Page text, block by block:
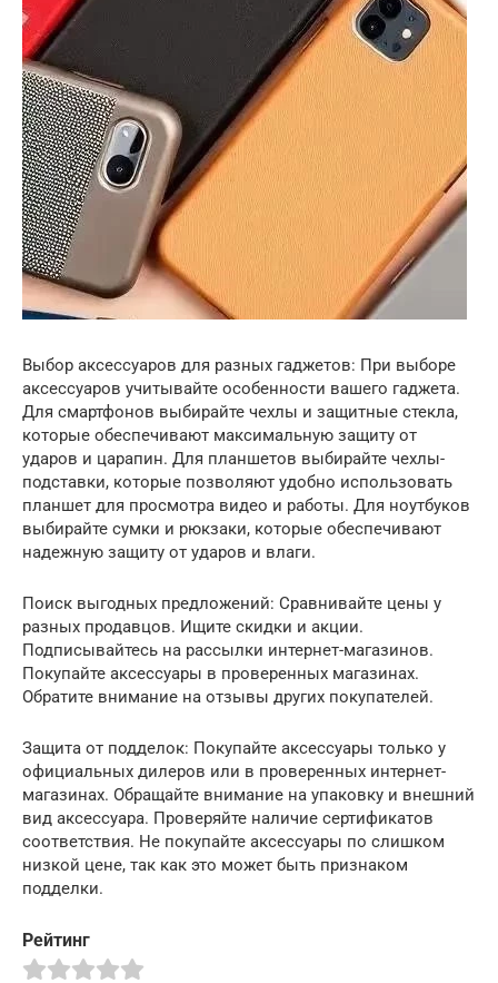
Выбор аксессуаров для разных гаджетов: При выборе
аксессуаров учитывайте особенности вашего гаджета.
Для смартфонов выбирайте чехлы и защитные стекла,
которые обеспечивают максимальную защиту от
ударов и царапин. Для планшетов выбирайте чехлы-
подставки, которые позволяют удобно использовать
планшет для просмотра видео и работы. Для ноутбуков
выбирайте сумки и рюкзаки, которые обеспечивают
надежную защиту от ударов и влаги.
Поиск выгодных предложений: Сравнивайте цены у
разных продавцов. Ищите скидки и акции.
Подписывайтесь на рассылки интернет-магазинов.
Покупайте аксессуары в проверенных магазинах.
Обратите внимание на отзывы других покупателей.
Защита от подделок: Покупайте аксессуары только у
официальных дилеров или в проверенных интернет-
магазинах. Обращайте внимание на упаковку и внешний
вид аксессуара. Проверяйте наличие сертификатов
соответствия. Не покупайте аксессуары по слишком
низкой цене, так как это может быть признаком
подделки.
Рейтинг